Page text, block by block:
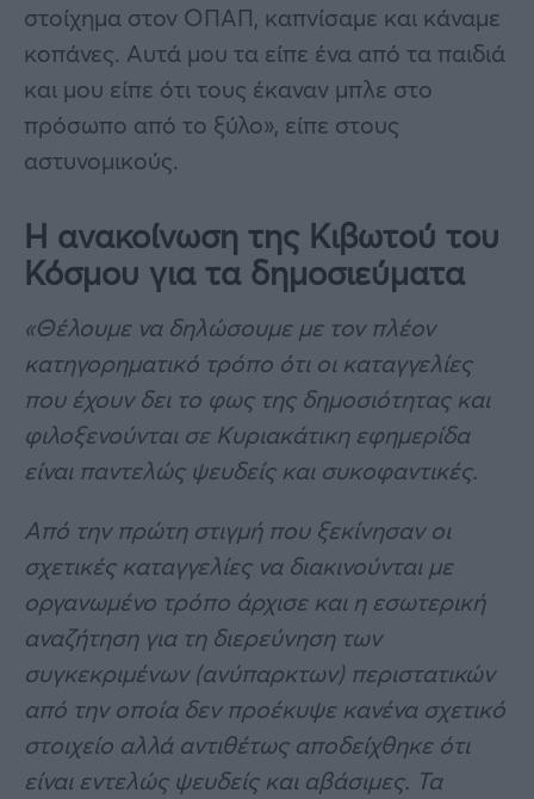
στοίχημα στον ΟΠΑΠ, καπνίσαμε και κάναμε
κοπάνες. Αυτά μου τα είπε ένα από τα παιδιά
και μου είπε ότι τους έκαναν μπλε στο
πρόσωπο από το ξύλο», είπε στους
αστυνομικούς.
Η ανακοίνωση της Κιβωτού του
Κόσμου για τα δημοσιεύματα
«Θέλουμε να δηλώσουμε με τον πλέον
κατηγορηματικό τρόπο ότι οι καταγγελίες
που έχουν δει το φως της δημοσιότητας και
φιλοξενούνται σε Κυριακάτικη εφημερίδα
είναι παντελώς ψευδείς και συκοφαντικές.
Από την πρώτη στιγμή που ξεκίνησαν οι
σχετικές καταγγελίες να διακινούνται με
οργανωμένο τρόπο άρχισε και η εσωτερική
αναζήτηση για τη διερεύνηση των
συγκεκριμένων (ανύπαρκτων) περιστατικών
από την οποία δεν προέκυψε κανένα σχετικό
στοιχείο αλλά αντιθέτως αποδείχθηκε ότι
είναι εντελώς ψευδείς και αβάσιμες. Τα